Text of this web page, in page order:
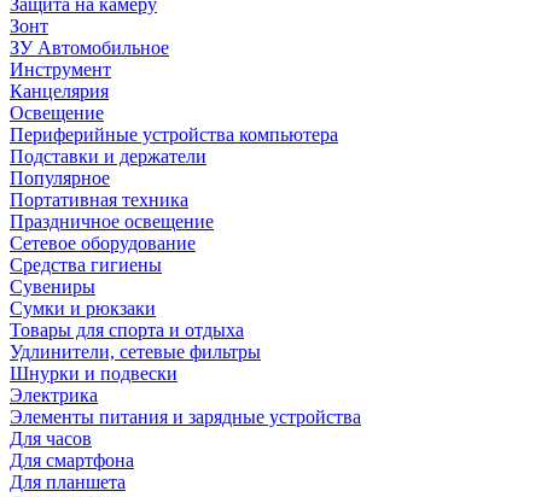
Защита на камеру
Зонт
ЗУ Автомобильное
Инструмент
Канцелярия
Освещение
Периферийные устройства компьютера
Подставки и держатели
Популярное
Портативная техника
Праздничное освещение
Сетевое оборудование
Средства гигиены
Сувениры
Сумки и рюкзаки
Товары для спорта и отдыха
Удлинители, сетевые фильтры
Шнурки и подвески
Электрика
Элементы питания и зарядные устройства
Для часов
Для смартфона
Для планшета